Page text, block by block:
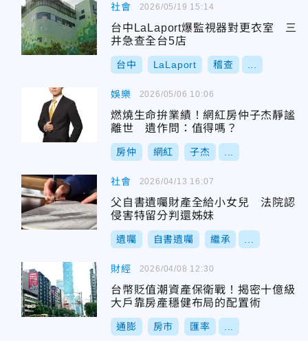
社會
台中LaLaport爆監視器對更衣室 三
井急查全台5店
台中 LaLaport 稽查
2026/05/19 15:14
娛樂
燃燒生命拚業績！網紅房仲子杰靜謐
離世 遺作問：值得嗎？
房仲 網紅 子杰
2026/05/06 10:06
社會
父自書遺囑財產全給小女兒 法院認
侵害特留分判還姊妹
遺囑 自書遺囑 繼承
2026/04/13 16:07
財經
台幣貶值潮資產保衛戰！揭密十億級
大戶靠房產穩健布局的配置術
通膨 房市 匯率
2026/04/08 12:30